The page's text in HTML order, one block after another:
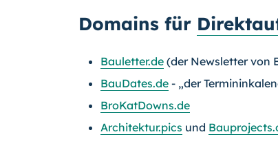
Domains für
Bauletter.de (der Newsletter von
BauDates.de - „der
BroKatDowns.de
Architektur.pics und